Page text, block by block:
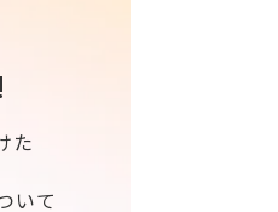
た
いて